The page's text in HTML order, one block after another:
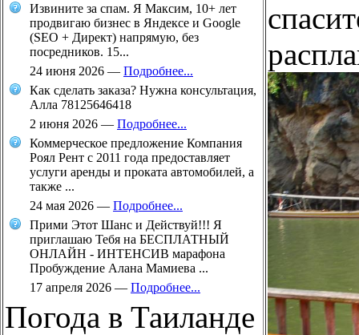
Извините за спам. Я Максим, 10+ лет
продвигаю бизнес в Яндексе и Google
(SEO + Директ) напрямую, без
посредников. 15...
24 июня 2026 — Подробнее...
Как сделать заказа? Нужна консультация,
Алла 78125646418
2 июня 2026 — Подробнее...
Коммерческое предложение Компания
Роял Рент с 2011 года предоставляет
услуги аренды и проката автомобилей, а
также ...
24 мая 2026 — Подробнее...
Прими Этот Шанс и Действуй!!! Я
приглашаю Тебя на БЕСПЛАТНЫЙ
ОНЛАЙН - ИНТЕНСИВ марафона
Пробуждение Алана Мамиева ...
17 апреля 2026 — Подробнее...
Погода в Таиланде